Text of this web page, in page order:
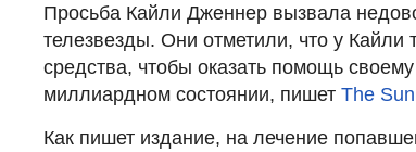
Просьба Кайли Дженнер вызвала
телезвезды. Они отметили, что у Кайли
средства, чтобы оказать помощь
миллиардном состоянии, пишет The
Как пишет издание, на лечение